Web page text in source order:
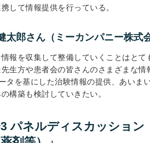
して情報提供を行っている。
太郎さん（ミーカンパニー株式
報を収集して整備していくことはと
生方や患者会の皆さんのさまざまな
タを基にした治験情報の提供、あいま
構築も検討していきたい。
パネルディスカッション